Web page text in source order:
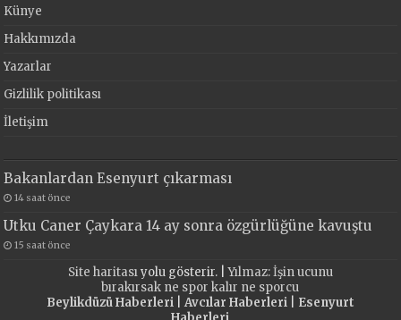
Künye
Hakkımızda
Yazarlar
Gizlilik politikası
İletişim
Bakanlardan Esenyurt çıkarması
14 saat önce
Utku Caner Çaykara 14 ay sonra özgürlüğüne kavuştu
15 saat önce
Site haritasıyolu gösterir. |Yılmaz: İşin ucunu
bırakırsak ne spor kalır ne sporcu
Beylikdüzü Haberleri| Avcılar Haberleri| Esenyurt